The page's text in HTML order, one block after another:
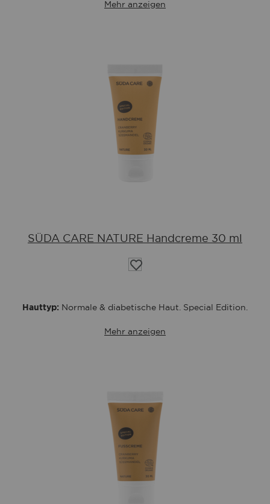
Mehr anzeigen
SÜDA CARE NATURE Handcreme 30 ml
Auf
die
Hauttyp: Normale & diabetische Haut. Special Edition.
Mehr anzeigen